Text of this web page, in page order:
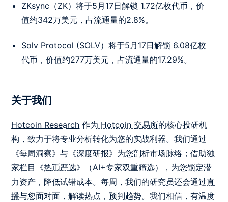
ZKsync（ZK）将于5月17日解锁 1.72亿枚代币，价
值约342万美元，占流通量的2.8%。
Solv Protocol (SOLV）将于5月17日解锁 6.08亿枚
代币，价值约277万美元，占流通量的17.29%。
关于我们
Hotcoin Research 作为 Hotcoin 交易所的核心投研机
构，致力于将专业分析转化为您的实战利器。我们通过
《每周洞察》与《深度研报》为您剖析市场脉络；借助独
家栏目《热币严选》（AI+专家双重筛选），为您锁定潜
力资产，降低试错成本。每周，我们的研究员还会通过直
播与您面对面，解读热点，预判趋势。我们相信，有温度